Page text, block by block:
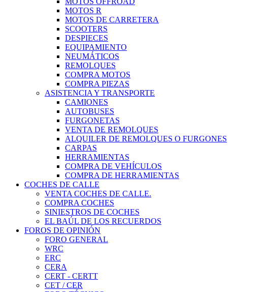
MOTOS R
MOTOS DE CARRETERA
SCOOTERS
DESPIECES
EQUIPAMIENTO
NEUMÁTICOS
REMOLQUES
COMPRA MOTOS
COMPRA PIEZAS
ASISTENCIA Y TRANSPORTE
CAMIONES
AUTOBUSES
FURGONETAS
VENTA DE REMOLQUES
ALQUILER DE REMOLQUES O FURGONES
CARPAS
HERRAMIENTAS
COMPRA DE VEHÍCULOS
COMPRA DE HERRAMIENTAS
COCHES DE CALLE
VENTA COCHES DE CALLE.
COMPRA COCHES
SINIESTROS DE COCHES
EL BAÚL DE LOS RECUERDOS
FOROS DE OPINIÓN
FORO GENERAL
WRC
ERC
CERA
CERT - CERTT
CET / CER